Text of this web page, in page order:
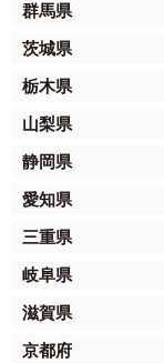
群馬県
茨城県
栃木県
山梨県
静岡県
愛知県
三重県
岐阜県
滋賀県
京都府